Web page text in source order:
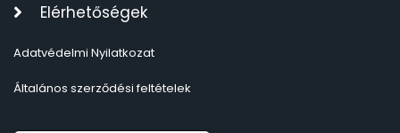
Elérhetőségek
Adatvédelmi Nyilatkozat
Általános szerződési feltételek